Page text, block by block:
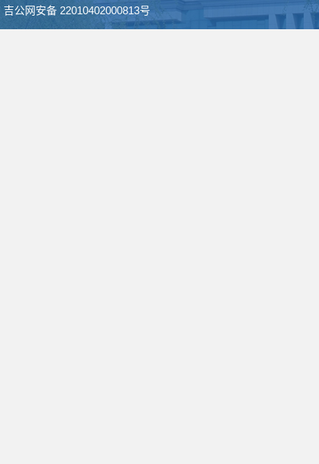
吉公网安备 22010402000813号